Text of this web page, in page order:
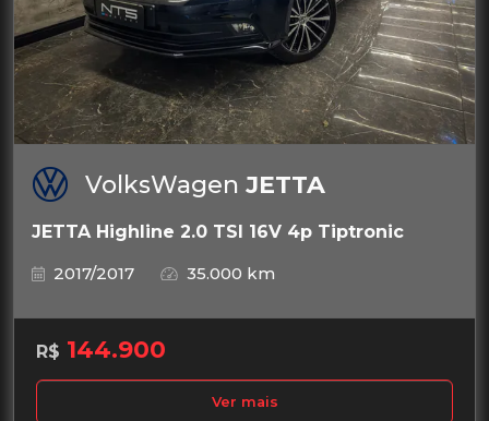
VolksWagen JETTA
JETTA Highline 2.0 TSI 16V 4p Tiptronic
2017/2017
35.000 km
R$ 144.900
Ver mais